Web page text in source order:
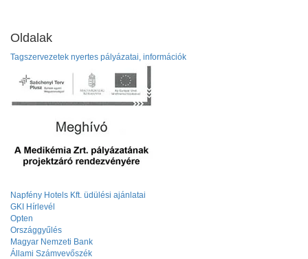
Oldalak
Tagszervezetek nyertes pályázatai, információk
Napfény Hotels Kft. üdülési ajánlatai
GKI Hírlevél
Opten
Országgyűlés
Magyar Nemzeti Bank
Állami Számvevőszék